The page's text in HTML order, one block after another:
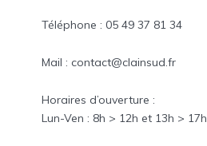
Téléphone : 05 49 37 81 34
Mail : contact@clainsud.fr
Horaires d’ouverture :
Lun-Ven : 8h > 12h et 13h > 17h